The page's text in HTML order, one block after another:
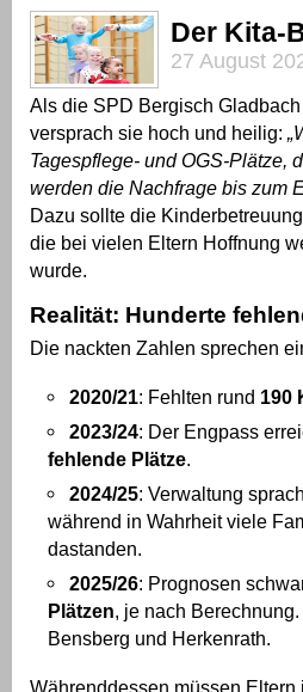
Der Kita-
27 August
Als die SPD Bergisch
versprach sie hoch und heilig:
Tagespflege- und OGS-Plätze,
werden die Nachfrage bis zum
Dazu sollte die
die bei vielen Eltern Hoffnung
wurde.
Realität: Hunderte
Die nackten Zahlen sprechen
2020/21: Fehlten rund 190
2023/24: Der Engpass
fehlende Plätze.
2024/25: Verwaltung
während in Wahrheit viele
dastanden.
2025/26: Prognosen
Plätzen, je nach
Bensberg und Herkenrath.
Währenddessen müssen